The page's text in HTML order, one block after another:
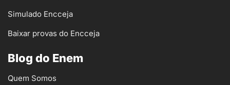
Simulado Encceja
Baixar provas do Encceja
Blog do Enem
Quem Somos